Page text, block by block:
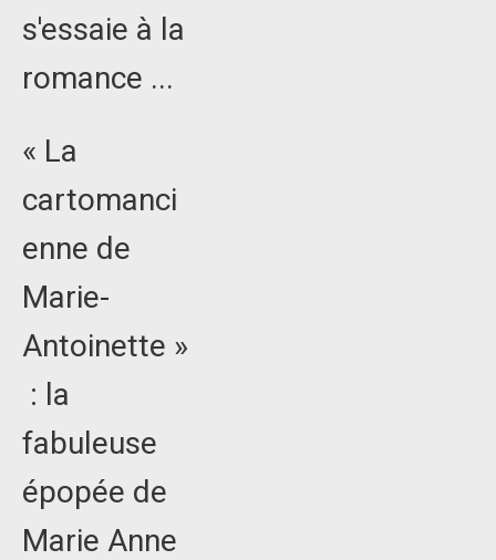
s'essaie à la
romance ...
« La
cartomanci
enne de
Marie-
Antoinette »
: la
fabuleuse
épopée de
Marie Anne